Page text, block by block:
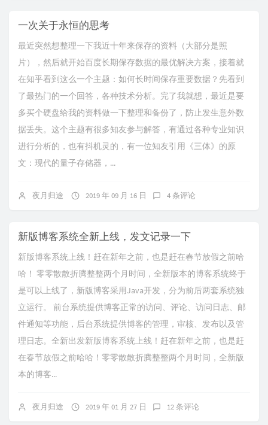
一次关于永恒的思考
最近突然想整理一下我近十年来保存的资料（大部分是照
片），然后就开始百度长期保存数据的最优解决方案，接着就
在知乎看到这么一个主题：如何长时间保存重要数据？先看到
了最热门的一个回答，各种技术分析。完了我就想，最近是要
多买个硬盘给我的资料做一下整理和备份了，防止发生意外数
据丢失。这个主题有很多知友参与解答，有通过各种专业知识
进行分析的，也有抖机灵的，有一位知友引用《三体》的原
文：现代的量子存储器，...
夜月归途 2019 年 09 月 16 日 4 条评论
新版博客系统全新上线，发文记录一下
新版博客系统上线！赶在新年之前，也是赶在春节放假之前哈
哈！ 零零散散折腾整整两个月时间，全新版本的博客系统终于
是可以上线了，新版博客采用Java开发，分为前后两套系统独
立运行。 前台系统提供博客正常的访问、评论、访问日志、邮
件通知等功能，后台系统提供博客的管理，审核、发布以及管
理日志。全新出发新版博客系统上线！赶在新年之前，也是赶
在春节放假之前哈哈！零零散散折腾整整两个月时间，全新版
本的博客...
夜月归途 2019 年 01 月 27 日 12 条评论